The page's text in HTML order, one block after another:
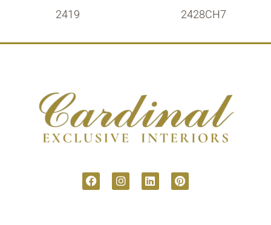
2419 2428CH7